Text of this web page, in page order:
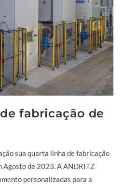
fabricação de
sua quarta linha de fabricação
Agosto de 2023. A ANDRITZ
personalizadas para a